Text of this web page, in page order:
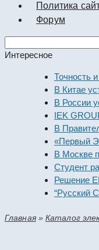
Политика
Форум
this
Интересное
Точность и
В Китае
В России
IEK GROUP
В
«Первый
В Москве
Студент
Решение EKF
“Русский
Главная»Каталог